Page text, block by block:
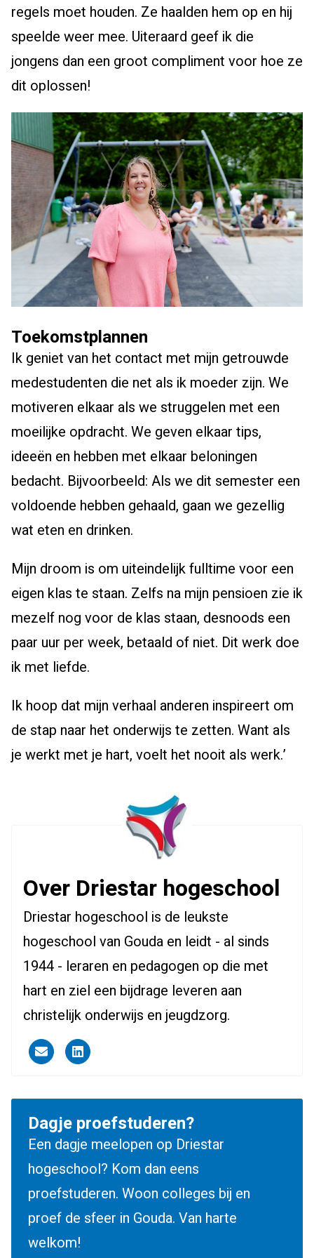
regels moet houden. Ze haalden hem op en hij
speelde weer mee. Uiteraard geef ik die
jongens dan een groot compliment voor hoe ze
dit oplossen!
Toekomstplannen
Ik geniet van het contact met mijn getrouwde
medestudenten die net als ik moeder zijn. We
motiveren elkaar als we struggelen met een
moeilijke opdracht. We geven elkaar tips,
ideeën en hebben met elkaar beloningen
bedacht. Bijvoorbeeld: Als we dit semester een
voldoende hebben gehaald, gaan we gezellig
wat eten en drinken.
Mijn droom is om uiteindelijk fulltime voor een
eigen klas te staan. Zelfs na mijn pensioen zie ik
mezelf nog voor de klas staan, desnoods een
paar uur per week, betaald of niet. Dit werk doe
ik met liefde.
Ik hoop dat mijn verhaal anderen inspireert om
de stap naar het onderwijs te zetten. Want als
je werkt met je hart, voelt het nooit als werk.’
Over Driestar hogeschool
Driestar hogeschool is de leukste
hogeschool van Gouda en leidt - al sinds
1944 - leraren en pedagogen op die met
hart en ziel een bijdrage leveren aan
christelijk onderwijs en jeugdzorg.
Driestar.Contact.Email
Driestar.Contact.LinkedIn
Dagje proefstuderen?
Een dagje meelopen op Driestar
hogeschool? Kom dan eens
proefstuderen. Woon colleges bij en
proef de sfeer in Gouda. Van harte
welkom!